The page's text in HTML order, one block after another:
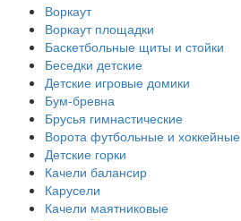
Воркаут
Воркаут площадки
Баскетбольные щиты и стойки
Беседки детские
Детские игровые домики
Бум-бревна
Брусья гимнастические
Ворота футбольные и хоккейные
Детские горки
Качели балансир
Карусели
Качели маятниковые